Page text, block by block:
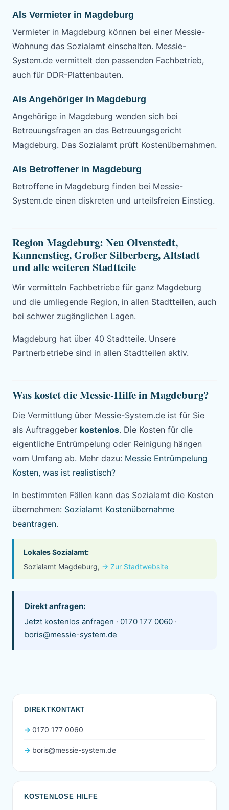
Als Vermieter in Magdeburg
Vermieter in Magdeburg können bei einer Messie-
Wohnung das Sozialamt einschalten. Messie-
System.de vermittelt den passenden Fachbetrieb,
auch für DDR-Plattenbauten.
Als Angehöriger in Magdeburg
Angehörige in Magdeburg wenden sich bei
Betreuungsfragen an das Betreuungsgericht
Magdeburg. Das Sozialamt prüft Kostenübernahmen.
Als Betroffener in Magdeburg
Betroffene in Magdeburg finden bei Messie-
System.de einen diskreten und urteilsfreien Einstieg.
Region Magdeburg: Neu Olvenstedt,
Kannenstieg, Großer Silberberg, Altstadt
und alle weiteren Stadtteile
Wir vermitteln Fachbetriebe für ganz Magdeburg
und die umliegende Region, in allen Stadtteilen, auch
bei schwer zugänglichen Lagen.
Magdeburg hat über 40 Stadtteile. Unsere
Partnerbetriebe sind in allen Stadtteilen aktiv.
Was kostet die Messie-Hilfe in Magdeburg?
Die Vermittlung über Messie-System.de ist für Sie
als Auftraggeber kostenlos. Die Kosten für die
eigentliche Entrümpelung oder Reinigung hängen
vom Umfang ab. Mehr dazu: Messie Entrümpelung
Kosten, was ist realistisch?
In bestimmten Fällen kann das Sozialamt die Kosten
übernehmen: Sozialamt Kostenübernahme
beantragen.
Lokales Sozialamt:
Sozialamt Magdeburg, → Zur Stadtwebsite
Direkt anfragen:
Jetzt kostenlos anfragen · 0170 177 0060 ·
boris@messie-system.de
DIREKTKONTAKT
0170 177 0060
boris@messie-system.de
KOSTENLOSE HILFE